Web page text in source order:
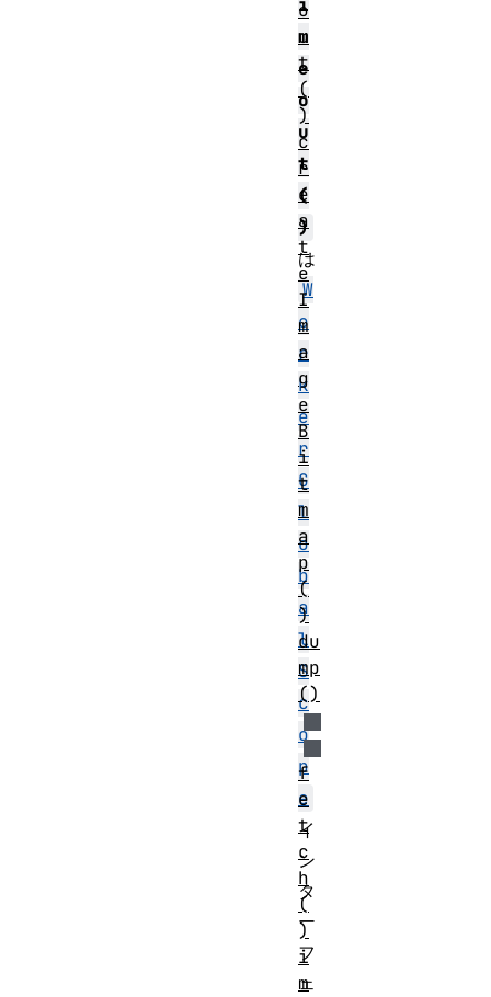
i
m
e
o
u
t
(
)
は
W
o
r
k
e
r
G
l
o
b
a
l
S
c
o
p
e
イ
ン
タ
ー
フ
ェ
o
u
t
(
)
c
r
e
a
t
e
I
m
a
g
e
B
i
t
m
a
p
(
)
du
mp
()
f
e
t
c
h
(
)
i
m